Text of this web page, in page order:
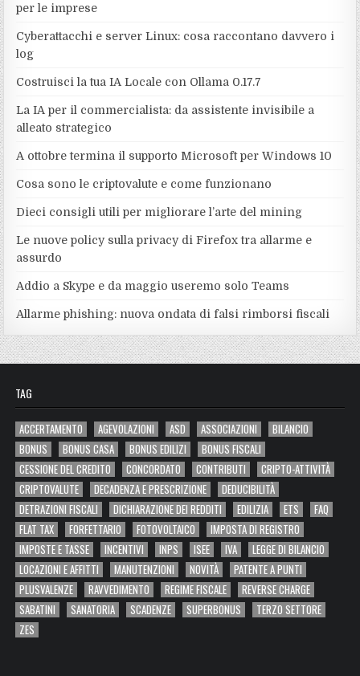
per le imprese
Cyberattacchi e server Linux: cosa raccontano davvero i
log
Costruisci la tua IA Locale con Ollama 0.17.7
La IA per il commercialista: da assistente invisibile a
alleato strategico
A ottobre termina il supporto Microsoft per Windows 10
Cosa sono le criptovalute e come funzionano
Dieci consigli utili per migliorare l’arte del mining
Le nuove policy sulla privacy di Firefox tra allarme e
assurdo
Addio a Skype e da maggio useremo solo Teams
Allarme phishing: nuova ondata di falsi rimborsi fiscali
TAG
ACCERTAMENTO AGEVOLAZIONI ASD ASSOCIAZIONI
BILANCIO
BONUS
BONUS CASA BONUS EDILIZI
BONUS FISCALI
CESSIONE DEL CREDITO
CONCORDATO CONTRIBUTI
CRIPTO-ATTIVITÀ
CRIPTOVALUTE
DECADENZA E PRESCRIZIONE
DEDUCIBILITÀ
DETRAZIONI FISCALI
DICHIARAZIONE DEI REDDITI EDILIZIA ETS
FAQ
FLAT TAX
FORFETTARIO FOTOVOLTAICO
IMPOSTA DI REGISTRO
IMPOSTE E TASSE
INCENTIVI INPS ISEE IVA
LEGGE DI BILANCIO
LOCAZIONI E AFFITTI
MANUTENZIONI NOVITÀ
PATENTE A PUNTI
PLUSVALENZE
RAVVEDIMENTO REGIME FISCALE
REVERSE CHARGE
SABATINI
SANATORIA SCADENZE SUPERBONUS
TERZO SETTORE
ZES